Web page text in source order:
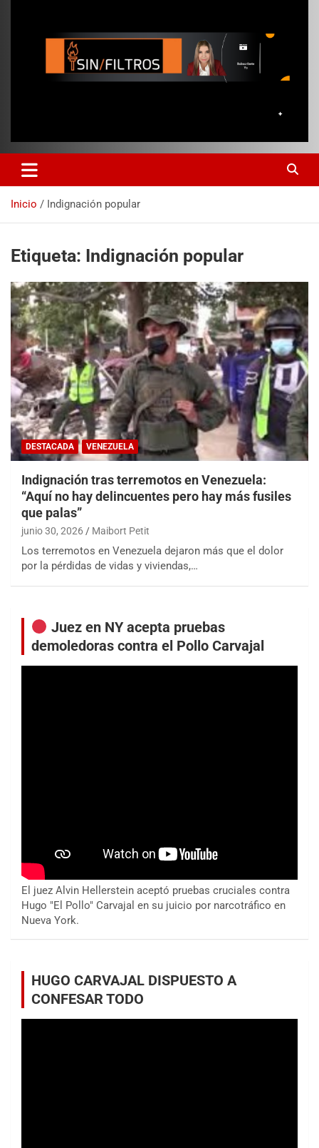
Inicio Indignación popular
Etiqueta: Indignación popular
DESTACADA VENEZUELA
Indignación tras terremotos en Venezuela:
“Aquí no hay delincuentes pero hay más fusiles
que palas”
junio 30, 2026 Maibort Petit
Los terremotos en Venezuela dejaron más que el dolor
por la pérdidas de vidas y viviendas,…
Juez en NY acepta pruebas
demoledoras contra el Pollo Carvajal
El juez Alvin Hellerstein aceptó pruebas cruciales contra
Hugo "El Pollo" Carvajal en su juicio por narcotráfico en
Nueva York.
HUGO CARVAJAL DISPUESTO A
CONFESAR TODO